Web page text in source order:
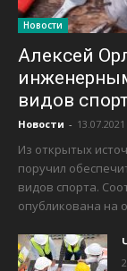
Новости
Алексей
видов
Новости - 13.07.2021
Из открытых
поручил
видов спорта.
опубликована на